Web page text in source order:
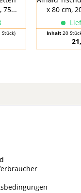
75...
x 80 cm,
Inhalt 20